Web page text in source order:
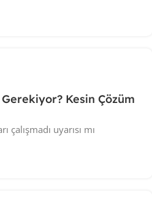
Kesin Çözüm
uyarısı mı